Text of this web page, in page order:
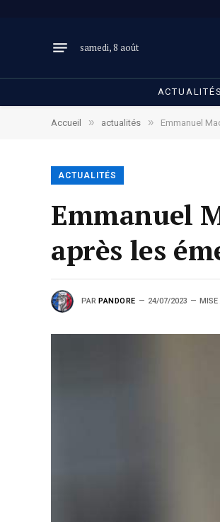
samedi, 8 août
ACTUALITÉS
Accueil » actualités » Emmanuel
ACTUALITÉS
Emmanuel
après les
PAR PANDORE 24/07/2023 MISE